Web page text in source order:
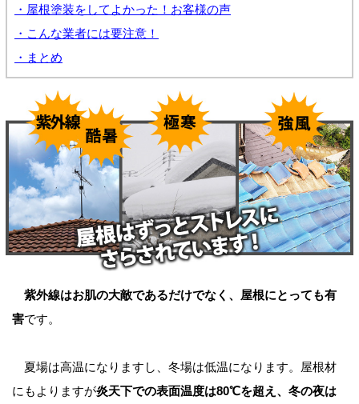
・屋根塗装をしてよかった！お客様の声
・こんな業者には要注意！
・まとめ
紫外線はお肌の大敵であるだけでなく、屋根にとっても有
害です。
夏場は高温になりますし、冬場は低温になります。屋根材
にもよりますが炎天下での表面温度は80℃を超え、冬の夜は